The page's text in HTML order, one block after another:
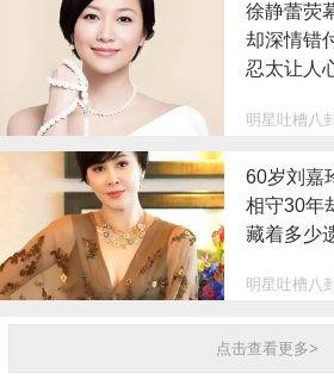
徐静蕾荧
却深情错
忍太让人
明星吐槽八
60岁刘嘉
相守30年
藏着多少
明星吐槽八
点击查看更多>